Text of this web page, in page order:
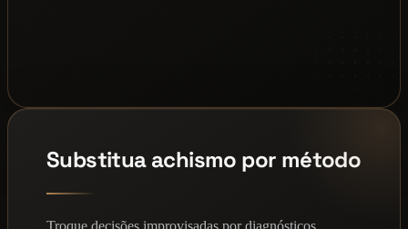
Substitua achismo por método
Troque decisões improvisadas por diagnósticos,